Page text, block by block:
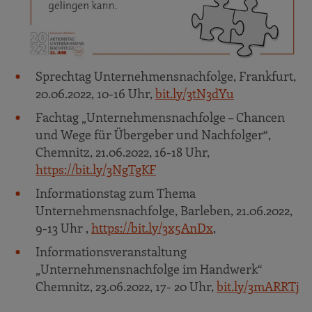
bit.ly/3xa9Q9o &nbsp
Bergfest unter dem Motto „Der Berg wirkt vom
Tal aus am größten. Es ist Zeit sich auf den Weg
zu machen.“, Chemnitz Bärenstein, 22.06.2022,
16-20 Uhr, https://bit.ly/3md1xDA
Sprechtag für Kaufinteressierte und Verkäufer
- Unternehmensnachfolge schafft
Zukunftsperspektive, Marburg,
23.06.2022, 08-14 Uhr,bit.ly/3O9m33Z
Nachfolgekonferenz: Generationswechsel – Wie
sichere ich die Zukunft meines Unternehmens?
Garching bei München, 23.06.2022, 09-12:15 Uhr,
https://bit.ly/3Q0VvmS
Netzwerk für Handwerkerinnen: Führen
Frauen anders? Karlsruhe, 29.06.2022, 17:30 -
Sprechtag Unternehmensnachfolge, Frankfurt,
20.06.2022, 10-16 Uhr, bit.ly/3tN3dYu
Fachtag „Unternehmensnachfolge – Chancen
und Wege für Übergeber und Nachfolger“,
Chemnitz, 21.06.2022, 16-18 Uhr,
https://bit.ly/3NgTgKF
Informationstag zum Thema
Unternehmensnachfolge, Barleben, 21.06.2022,
9-13 Uhr , https://bit.ly/3x5AnDx,
Informationsveranstaltung
„Unternehmensnachfolge im Handwerk“
Chemnitz, 23.06.2022, 17- 20 Uhr, bit.ly/3mARRTj